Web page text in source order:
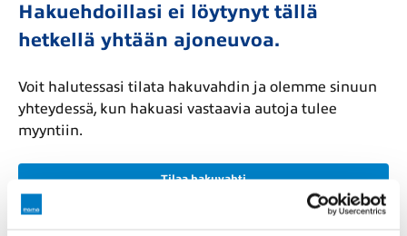
Hakuehdoillasi ei löytynyt tällä
hetkellä yhtään ajoneuvoa.
Voit halutessasi tilata hakuvahdin ja olemme sinuun
yhteydessä, kun hakuasi vastaavia autoja tulee
myyntiin.
Tilaa hakuvahti